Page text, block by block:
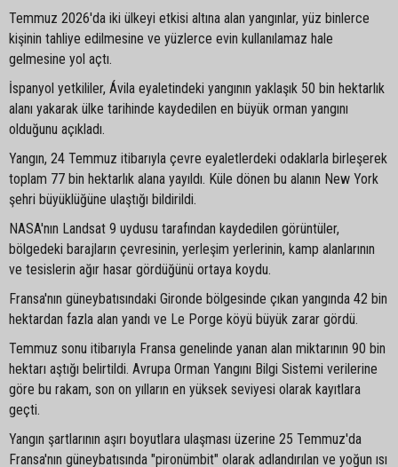
Temmuz 2026'da iki ülkeyi etkisi altına alan yangınlar, yüz binlerce
kişinin tahliye edilmesine ve yüzlerce evin kullanılamaz hale
gelmesine yol açtı.
İspanyol yetkililer, Ávila eyaletindeki yangının yaklaşık 50 bin hektarlık
alanı yakarak ülke tarihinde kaydedilen en büyük orman yangını
olduğunu açıkladı.
Yangın, 24 Temmuz itibarıyla çevre eyaletlerdeki odaklarla birleşerek
toplam 77 bin hektarlık alana yayıldı. Küle dönen bu alanın New York
şehri büyüklüğüne ulaştığı bildirildi.
NASA'nın Landsat 9 uydusu tarafından kaydedilen görüntüler,
bölgedeki barajların çevresinin, yerleşim yerlerinin, kamp alanlarının
ve tesislerin ağır hasar gördüğünü ortaya koydu.
Fransa'nın güneybatısındaki Gironde bölgesinde çıkan yangında 42 bin
hektardan fazla alan yandı ve Le Porge köyü büyük zarar gördü.
Temmuz sonu itibarıyla Fransa genelinde yanan alan miktarının 90 bin
hektarı aştığı belirtildi. Avrupa Orman Yangını Bilgi Sistemi verilerine
göre bu rakam, son on yılların en yüksek seviyesi olarak kayıtlara
geçti.
Yangın şartlarının aşırı boyutlara ulaşması üzerine 25 Temmuz'da
Fransa'nın güneybatısında "pironümbit" olarak adlandırılan ve yoğun ısı